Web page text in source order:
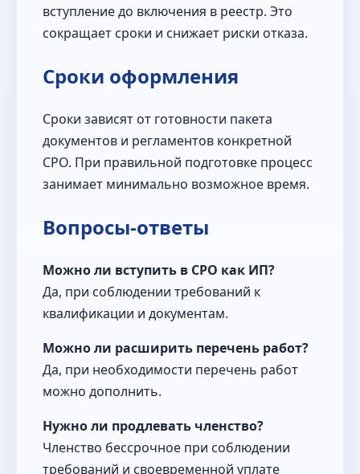
вступление до включения в реестр. Это
сокращает сроки и снижает риски отказа.
Сроки оформления
Сроки зависят от готовности пакета
документов и регламентов конкретной
СРО. При правильной подготовке процесс
занимает минимально возможное время.
Вопросы-ответы
Можно ли вступить в СРО как ИП?
Да, при соблюдении требований к
квалификации и документам.
Можно ли расширить перечень работ?
Да, при необходимости перечень работ
можно дополнить.
Нужно ли продлевать членство?
Членство бессрочное при соблюдении
требований и своевременной уплате